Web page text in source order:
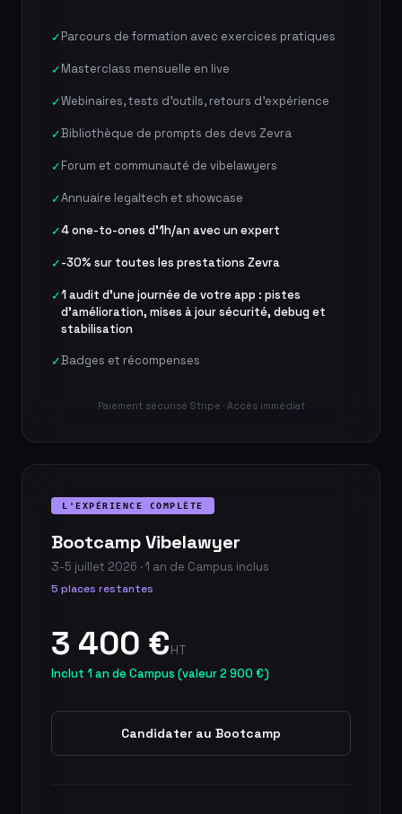
✓Parcours de formation avec exercices pratiques
✓Masterclass mensuelle en live
✓Webinaires, tests d'outils, retours d'expérience
✓Bibliothèque de prompts des devs Zevra
✓Forum et communauté de vibelawyers
✓Annuaire legaltech et showcase
✓4 one-to-ones d'1h/an avec un expert
✓-30% sur toutes les prestations Zevra
✓1 audit d'une journée de votre app : pistes
d'amélioration, mises à jour sécurité, debug et
stabilisation
✓Badges et récompenses
Paiement sécurisé Stripe · Accès immédiat
L'EXPÉRIENCE COMPLÈTE
Bootcamp Vibelawyer
3-5 juillet 2026 · 1 an de Campus inclus
5 places restantes
3 400 €HT
Inclut 1 an de Campus (valeur 2 900 €)
Candidater au Bootcamp